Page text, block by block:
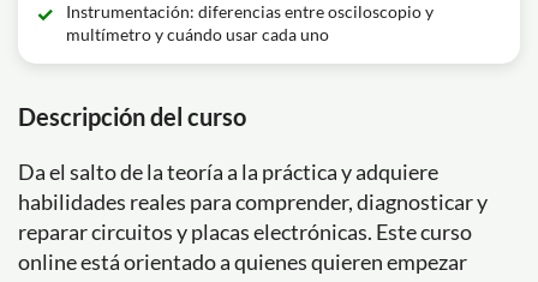
Instrumentación: diferencias entre osciloscopio y
multímetro y cuándo usar cada uno
Descripción del curso
Da el salto de la teoría a la práctica y adquiere
habilidades reales para comprender, diagnosticar y
reparar circuitos y placas electrónicas. Este curso
online está orientado a quienes quieren empezar